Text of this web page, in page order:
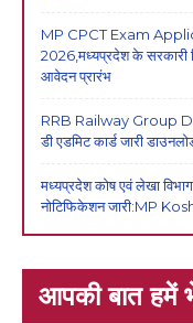
MP CPCT Exam
2026,मध्यप्रदेश के सरकारी
आवेदन प्रारंभ
RRB Railway Group
डी एडमिट कार्ड जारी
मध्यप्रदेश कोष एवं लेखा
नोटिफिकेशन जारी:MP
आपकी बात